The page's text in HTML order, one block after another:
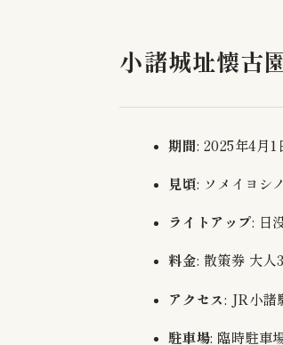
Notice
小諸城址懐古
期間: 2025年4月1
見頃: ソメイヨシ
ライトアップ: 日
料金: 散策券 大人
アクセス: JR小諸
駐車場: 臨時駐車